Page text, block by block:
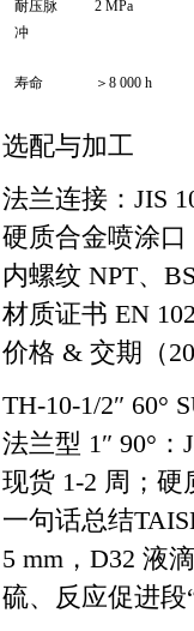
耐压脉
冲
2 MPa
寿命 ＞8 000 h
选配与加工
法兰连接：JIS
硬质合金喷涂
内螺纹 NPT、
材质证书 EN
价格 & 交期（
TH-10-1/2″ 60°
法兰型 1″ 90°：
现货 1-2 周；硬
一句话总结
5 mm，D32 液
硫、反应促进